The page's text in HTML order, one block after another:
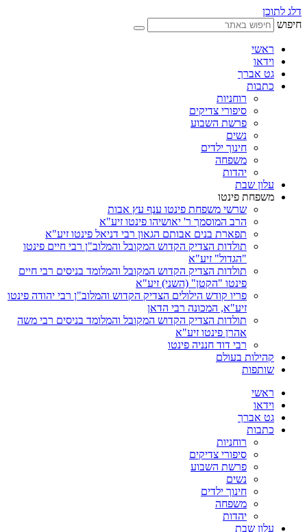
דלג לתוכן
חיפוש
ראשי
וידאו
גט אברך
כתבות
רוחניות
סיפורי צדיקים
פרשת השבוע
נשים
חינוך ילדים
משפחה
יהדות
עלון שבת
משפחת פינטו
שרשי משפחת פינטו ענף עץ אבות
הרב המוסמך ר' יאושיהו פינטו זיע"א
תפארת בנים אבותם הגאון רבי דניאל פינטו זיע"א
תולדות הצדיק הקדוש המקובל והמלוב"ן רבי חיים פינטו
"הגדול" זיע"א
תולדות הצדיק הקדוש המקובל והמלומד בניסים רבי חיים
פינטו "הקטן" (השני) זיע"א
פריו קודש הילולים הצדיק הקדוש והמלוב"ן רבי יהודה פינטו
זיע"א, המכונה רבי הדאן
תולדות הצדיק הקדוש המקובל והמלומד בניסים רבי משה
אהרן פינטו זיע"א
רבי דוד חנניה פינטו
קהילות בעולם
שותפות
ראשי
וידאו
גט אברך
כתבות
רוחניות
סיפורי צדיקים
פרשת השבוע
נשים
חינוך ילדים
משפחה
יהדות
עלון שבת